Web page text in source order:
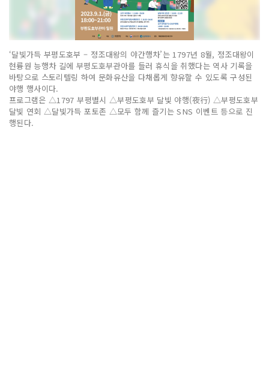
‘달빛가득 부평도호부 – 정조대왕의 야간행차’는 1797년 8월, 정조대왕이
현륭원 능행차 길에 부평도호부관아를 들러 휴식을 취했다는 역사 기록을
바탕으로 스토리텔링 하여 문화유산을 다채롭게 향유할 수 있도록 구성된
야행 행사이다.
프로그램은 △1797 부평별시 △부평도호부 달빛 야행(夜行) △부평도호부
달빛 연회 △달빛가득 포토존 △모두 함께 즐기는 SNS 이벤트 등으로 진
행된다.